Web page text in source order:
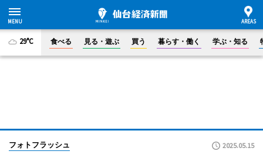
29°C 食べる 見る・遊ぶ 買う 暮らす・働く 学ぶ・知る
フォトフラッシュ 2025.05.15